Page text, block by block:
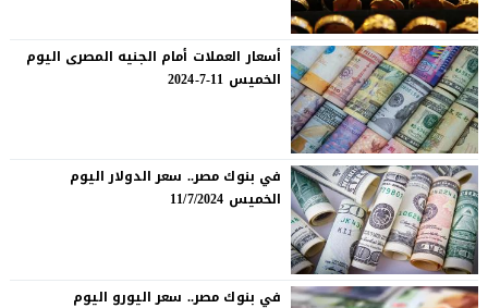
أسعار العملات أمام الجنيه المصرى اليوم
الخميس 11-7-2024
في بنوك مصر.. سعر الدولار اليوم
الخميس 11/7/2024
في بنوك مصر.. سعر اليورو اليوم